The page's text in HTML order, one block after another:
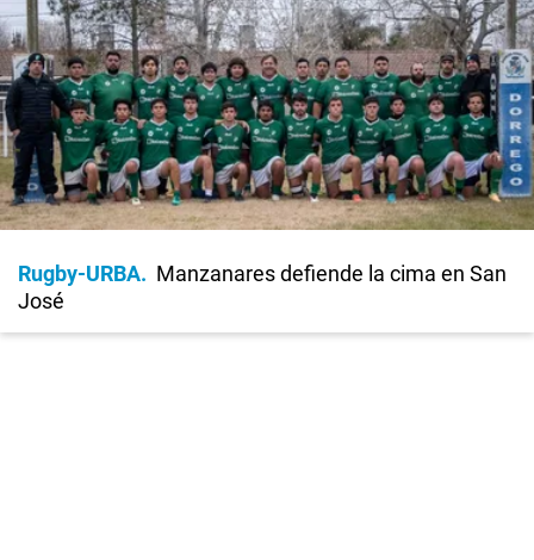
Rugby-URBA
Manzanares defiende la cima en San
José